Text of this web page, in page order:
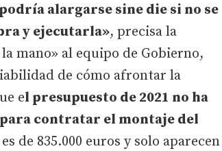
alargarse sine die si no se
y ejecutarla», precisa la
mano» al equipo de Gobierno,
de cómo afrontar la
el presupuesto de 2021 no ha
contratar el montaje del
de 835.000 euros y solo aparecen